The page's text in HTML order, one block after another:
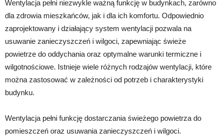
Wentylacja pełni niezwykle ważną funkcję w budynkach, zarówno
dla zdrowia mieszkańców, jak i dla ich komfortu. Odpowiednio
zaprojektowany i działający system wentylacji pozwala na
usuwanie zanieczyszczeń i wilgoci, zapewniając świeże
powietrze do oddychania oraz optymalne warunki termiczne i
wilgotnościowe. Istnieje wiele różnych rodzajów wentylacji, które
można zastosować w zależności od potrzeb i charakterystyki
budynku.
Wentylacja pełni funkcję dostarczania świeżego powietrza do
pomieszczeń oraz usuwania zanieczyszczeń i wilgoci.